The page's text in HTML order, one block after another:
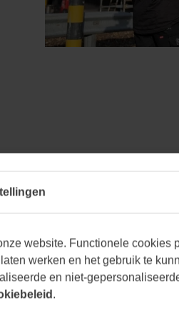
VAN ALLE
Bij Vecon Engineers
uitdagingen en kansen
website. Functionele cookies
werken en het gebruik te
en niet-
.